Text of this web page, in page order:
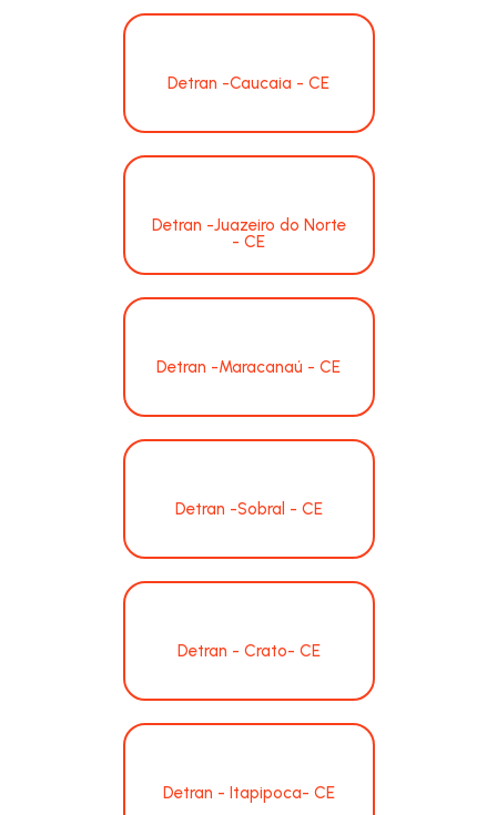
Detran -Caucaia - CE
Detran -Juazeiro do Norte
- CE
Detran -Maracanaú - CE
Detran -Sobral - CE
Detran - Crato- CE
Detran - Itapipoca- CE